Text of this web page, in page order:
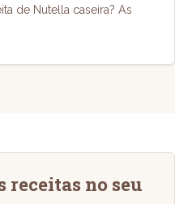
de Nutella caseira? As
receitas no seu